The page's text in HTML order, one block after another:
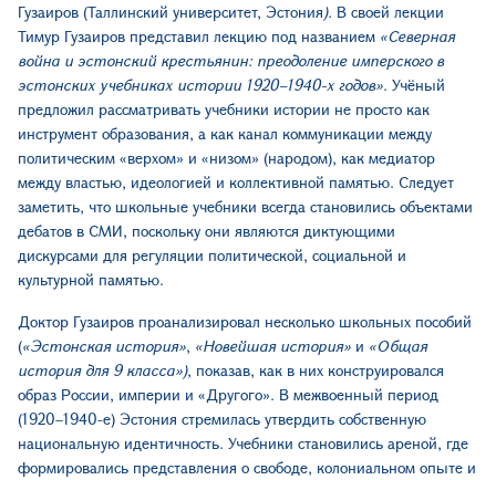
Гузаиров (Таллинский университет, Эстония). В своей лекции
Тимур Гузаиров представил лекцию под названием «Северная
война и эстонский крестьянин: преодоление имперского в
эстонских учебниках истории 1920–1940-х годов». Учёный
предложил рассматривать учебники истории не просто как
инструмент образования, а как канал коммуникации между
политическим «верхом» и «низом» (народом), как медиатор
между властью, идеологией и коллективной памятью. Следует
заметить, что школьные учебники всегда становились объектами
дебатов в СМИ, поскольку они являются диктующими
дискурсами для регуляции политической, социальной и
культурной памятью.
Доктор Гузаиров проанализировал несколько школьных пособий
(«Эстонская история», «Новейшая история» и «Общая
история для 9 класса»), показав, как в них конструировался
образ России, империи и «Другого». В межвоенный период
(1920–1940-е) Эстония стремилась утвердить собственную
национальную идентичность. Учебники становились ареной, где
формировались представления о свободе, колониальном опыте и